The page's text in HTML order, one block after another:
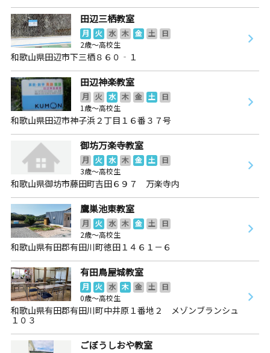
田辺三栖教室
月 火 水 木 金 土
日
2歳～高校生
和歌山県田辺市下三栖８６０‐１
田辺神楽教室
月 火 水 木 金 土
日
1歳～高校生
和歌山県田辺市神子浜２丁目１６番３７号
御坊万楽寺教室
月 火 水 木 金 土
日
3歳～高校生
和歌山県御坊市藤田町吉田６９７ 万楽寺内
鷹巣池東教室
月 火 水 木 金 土
日
2歳～高校生
和歌山県有田郡有田川町徳田１４６１－６
有田鳥屋城教室
月 火 水 木 金 土
日
0歳～高校生
和歌山県有田郡有田川町中井原１番地２ メゾンブランシュ
１０３
ごぼうしおや教室